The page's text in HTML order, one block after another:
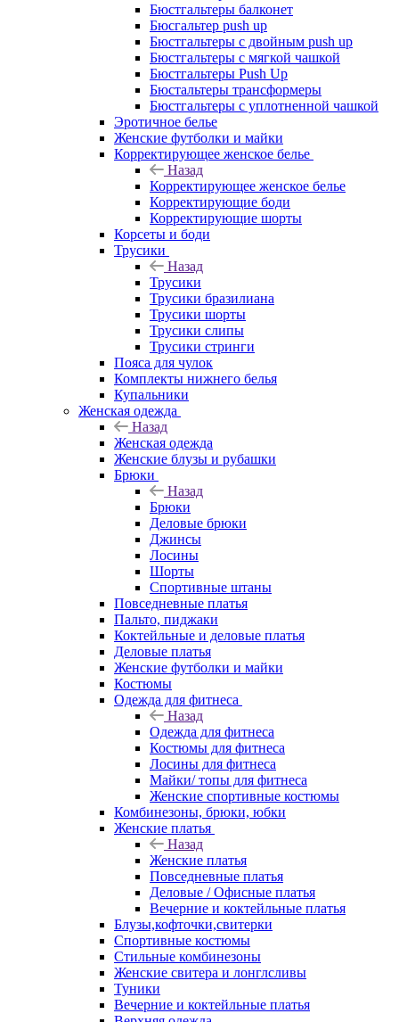
Бюстгальтеры балконет
Бюсгальтер push up
Бюстгальтеры с двойным push up
Бюстгальтеры с мягкой чашкой
Бюстгальтеры Push Up
Бюстальтеры трансформеры
Бюстгальтеры с уплотненной чашкой
Эротичное белье
Женские футболки и майки
Корректирующее женское белье
Назад
Корректирующее женское белье
Корректирующие боди
Корректирующие шорты
Корсеты и боди
Трусики
Назад
Трусики
Трусики бразилиана
Трусики шорты
Трусики слипы
Трусики стринги
Пояса для чулок
Комплекты нижнего белья
Купальники
Женская одежда
Назад
Женская одежда
Женские блузы и рубашки
Брюки
Назад
Брюки
Деловые брюки
Джинсы
Лосины
Шорты
Спортивные штаны
Повседневные платья
Пальто, пиджаки
Коктейльные и деловые платья
Деловые платья
Женские футболки и майки
Костюмы
Одежда для фитнеса
Назад
Одежда для фитнеса
Костюмы для фитнеса
Лосины для фитнеса
Майки/ топы для фитнеса
Женские спортивные костюмы
Комбинезоны, брюки, юбки
Женские платья
Назад
Женские платья
Повседневные платья
Деловые / Офисные платья
Вечерние и коктейльные платья
Блузы,кофточки,свитерки
Спортивные костюмы
Стильные комбинезоны
Женские свитера и лонглсливы
Туники
Вечерние и коктейльные платья